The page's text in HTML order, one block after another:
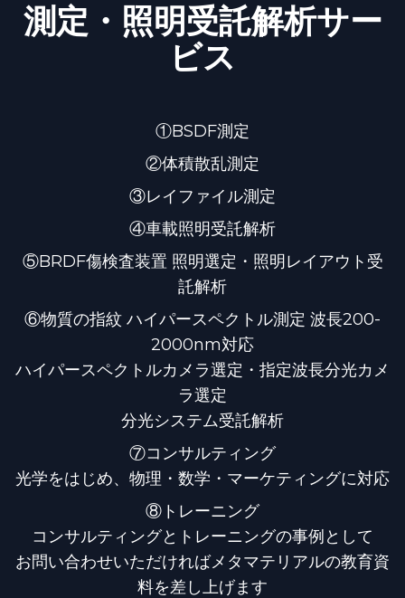
測定・照明受託解析サー
ビス
①BSDF測定
②体積散乱測定
③レイファイル測定
④車載照明受託解析
⑤BRDF傷検査装置 照明選定・照明レイアウト受
託解析
⑥物質の指紋 ハイパースペクトル測定 波長200-
2000nm対応
ハイパースペクトルカメラ選定・指定波長分光カメ
ラ選定
分光システム受託解析
⑦コンサルティング
光学をはじめ、物理・数学・マーケティングに対応
⑧トレーニング
コンサルティングとトレーニングの事例として
お問い合わせいただければメタマテリアルの教育資
料を差し上げます